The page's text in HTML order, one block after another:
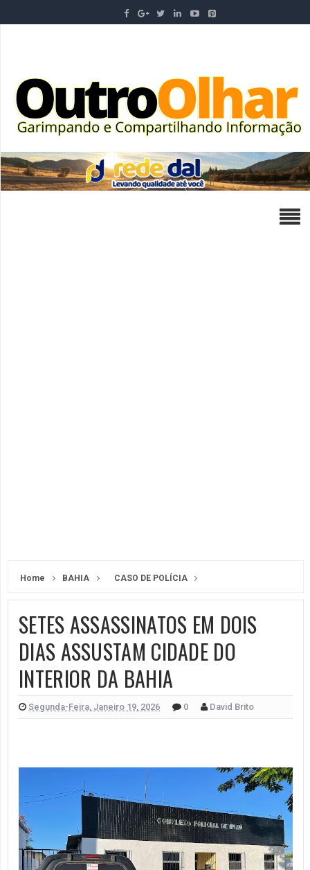
Home BAHIA CASO DE POLÍCIA
SETES ASSASSINATOS EM DOIS
DIAS ASSUSTAM CIDADE DO
INTERIOR DA BAHIA
Segunda-Feira, Janeiro 19, 2026 0 David Brito